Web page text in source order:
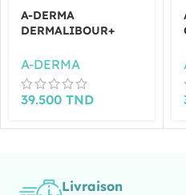
A-DERMA
DERMALIBOUR+
ISOLANTE 100ML
A-DERMA
39.500 TND
Livraison